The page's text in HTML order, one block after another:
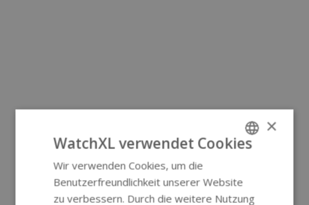
GERMAN
×
WatchXL verwendet Cookies
Wir verwenden Cookies, um die
Benutzerfreundlichkeit unserer Website
zu verbessern. Durch die weitere Nutzung